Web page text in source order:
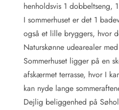
Fordele hos os
Esmark Rejsecurity
Esmark KidsVIP
Esmark VIP: Fordele og rabataftaler
Prisgaranti
Ingen depositum
Gæsteanmeldelser
Gratis WiFi i ferieområdet
henholdsvis 1 dobbeltseng,
I sommerhuset er det 1
også et lille bryggers, hvor
Naturskønne udearealer
Sommerhuset ligger på en
afskærmet terrasse, hvor I
kan nyde lange
Dejlig beliggenhed på